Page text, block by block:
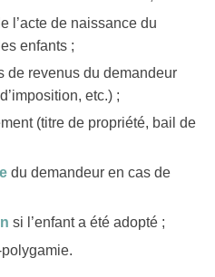
l’acte de naissance du
enfants ;
de revenus du demandeur
etc.) ;
(titre de propriété, bail de
du demandeur en cas de
si l’enfant a été adopté ;